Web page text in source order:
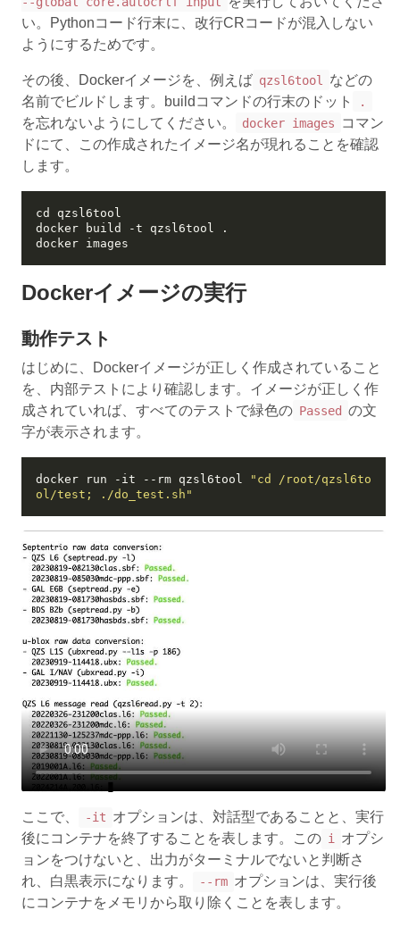
い。Pythonコード行末に、改行CRコードが混入しない
ようにするためです。
その後、Dockerイメージを、例えば qzsl6tool
などの
名前でビルドします。buildコマンドの行末のドット
.
を忘れないようにしてください。 docker images
コマン
ドにて、この作成されたイメージ名が現れることを確認
します。
Dockerイメージの実行
動作テスト
はじめに、Dockerイメージが正しく作成されていること
を、内部テストにより確認します。イメージが正しく作
成されていれば、すべてのテストで緑色の Passed の文
字が表示されます。
docker run -it --rm qzsl6tool
"cd /root/qzsl6to
ol/test; ./do_test.sh"
ここで、 -it オプションは、対話型であることと、実行
後にコンテナを終了することを表します。この i オプシ
ョンをつけないと、出力がターミナルでないと判断さ
れ、白黒表示になります。
--rm オプションは、実行後
にコンテナをメモリから取り除くことを表します。